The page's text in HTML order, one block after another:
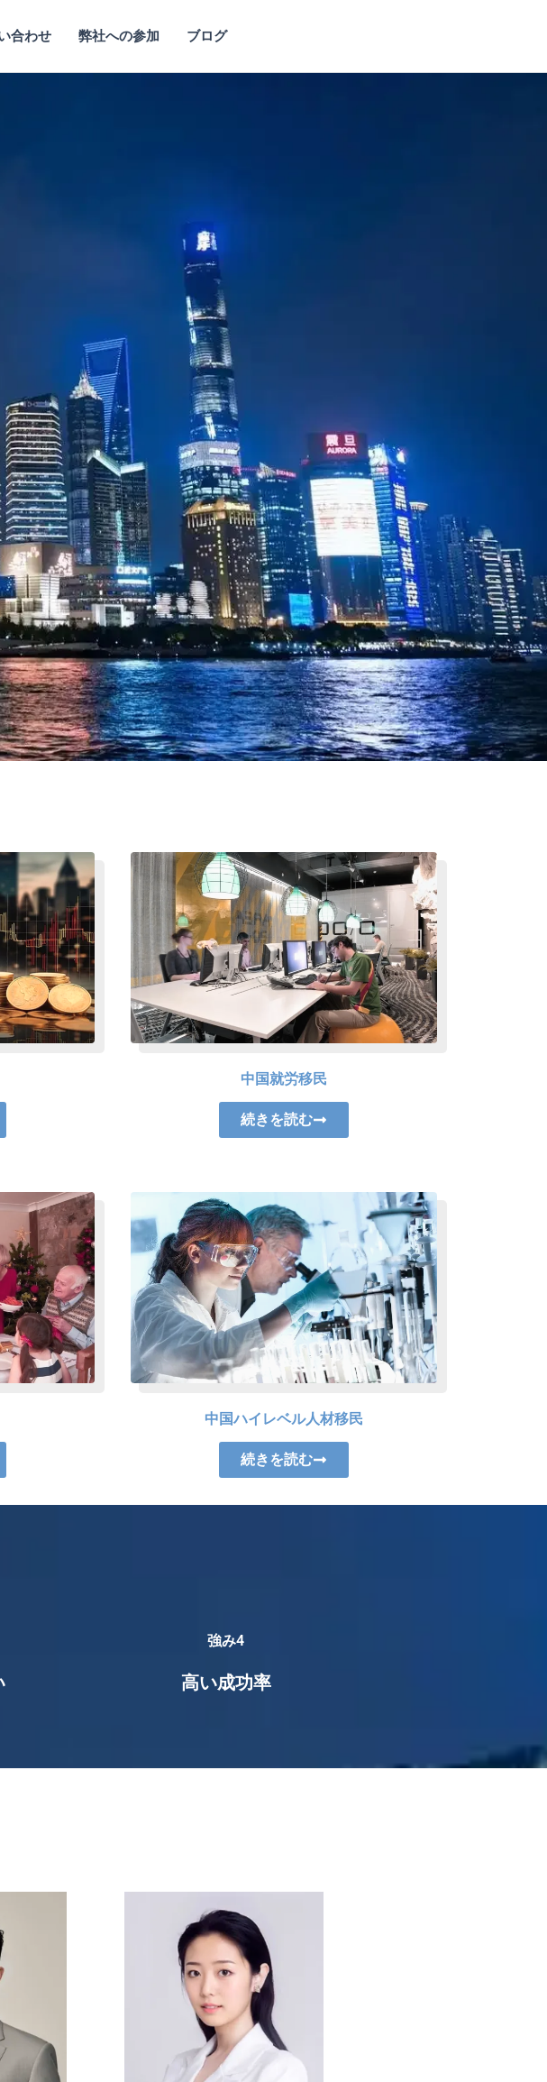
合わせ 弊社への参加 ブログ
中国就労移民
続きを読む
中国ハイレベル人材移民
続きを読む
強み4
高い成功率